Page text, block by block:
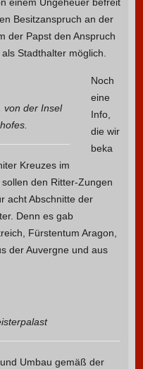
Besitzanspruch an der
der Papst den Anspruch
Stadthalter möglich.
von der Insel
Noch
eine
Info,
die wir
beka
Kreuzes im
den Ritter-Zungen
acht Abschnitte der
Denn es gab
Fürstentum Aragon,
der Auvergne und aus
Umbau gemäß der